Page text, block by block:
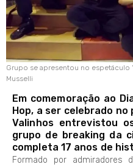
Grupo se apresentou no espetáculo
Musselli
Em comemoração ao
Hop, a ser celebrado no
Valinhos entrevistou
grupo de breaking da
completa 17 anos de
Formado por admiradores